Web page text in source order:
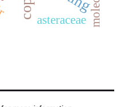
asteraceae